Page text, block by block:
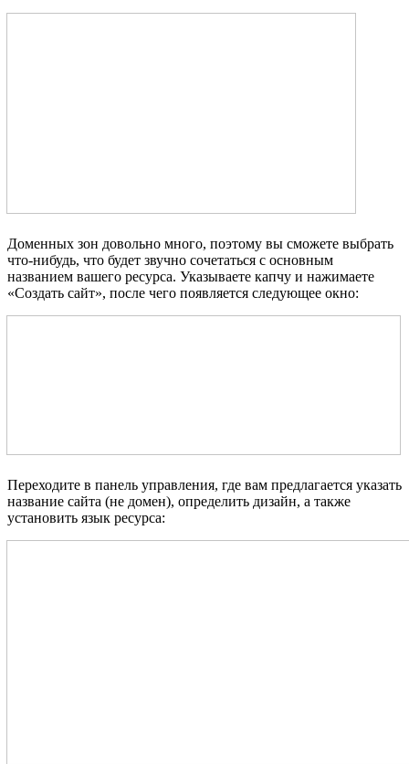
Доменных зон довольно много, поэтому вы сможете выбрать
что-нибудь, что будет звучно сочетаться с основным
названием вашего ресурса. Указываете капчу и нажимаете
«Создать сайт», после чего появляется следующее окно:
Переходите в панель управления, где вам предлагается указать
название сайта (не домен), определить дизайн, а также
установить язык ресурса: